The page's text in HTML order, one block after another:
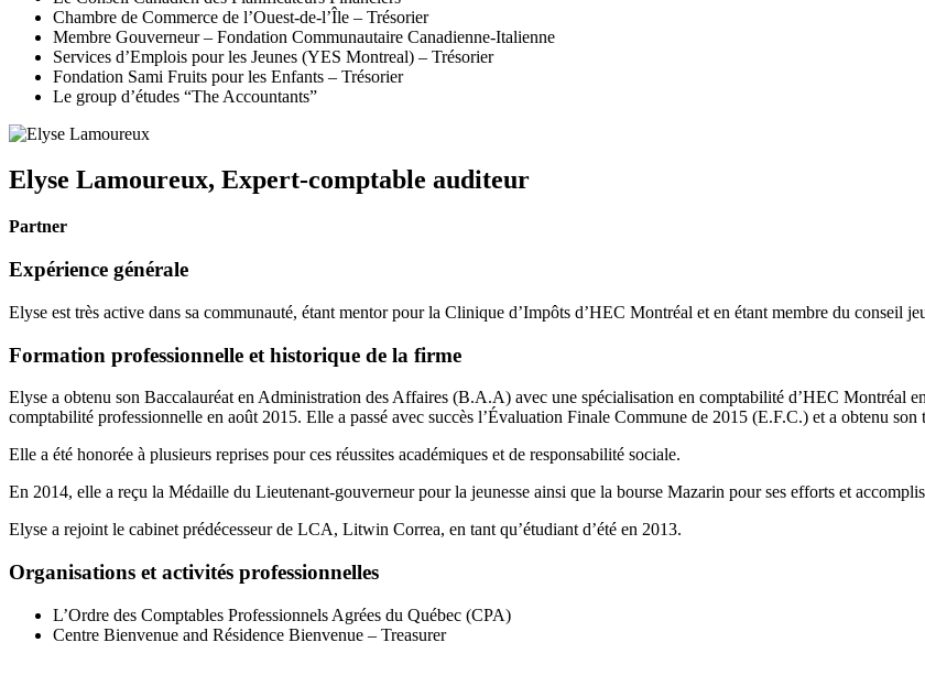
Chambre de Commerce de l’Ouest-de-l’Île – Trésorier
Membre Gouverneur – Fondation Communautaire Canadienne-Italienne
Services d’Emplois pour les Jeunes (YES Montreal) – Trésorier
Fondation Sami Fruits pour les Enfants – Trésorier
Le group d’études “The Accountants”
Elyse Lamoureux, Expert-comptable auditeur
Partner
Expérience générale
Elyse est très active dans sa communauté, étant mentor pour la Clinique d’Impôts d’HEC Montréal et en étant membre du conseil
Formation professionnelle et historique de la firme
Elyse a obtenu son Baccalauréat en Administration des Affaires (B.A.A) avec une spécialisation en comptabilité d’HEC Montréal
comptabilité professionnelle en août 2015. Elle a passé avec succès l’Évaluation Finale Commune de 2015 (E.F.C.) et a obtenu
Elle a été honorée à plusieurs reprises pour ces réussites académiques et de responsabilité sociale.
En 2014, elle a reçu la Médaille du Lieutenant-gouverneur pour la jeunesse ainsi que la bourse Mazarin pour ses efforts et
Elyse a rejoint le cabinet prédécesseur de LCA, Litwin Correa, en tant qu’étudiant d’été en 2013.
Organisations et activités professionnelles
L’Ordre des Comptables Professionnels Agrées du Québec (CPA)
Centre Bienvenue and Résidence Bienvenue – Treasurer